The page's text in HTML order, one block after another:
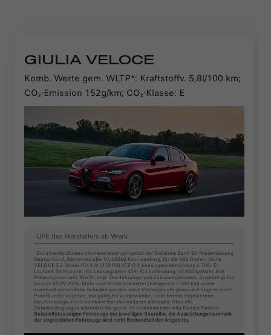
GIULIA VELOCE
Komb. Werte gem. WLTP*: Kraftstoffv. 5,8l/100 km;
CO₂-Emission 152g/km; CO₂-Klasse: E
UPE des Herstellers ab Werk
¹ Ein unverbindliches Kilometerleasingangebot der Stellantis Bank SA Niederlassung
Deutschland, Siemensstraße 10, 63263 Neu-Isenburg, für die Alfa Romeo Giulia
VELOCE 2.2 Diesel 154 kW (210 PS) AT8-Q4; Leasingsonderzahlung 6.700,- €;
Laufzeit: 36 Monate; mtl. Leasingraten: 439,- €; Laufleistung: 10.000 km/Jahr. Alle
Preisangaben inkl. MwSt.; zzgl. Überführungs- und Zulassungskosten. Angebot gültig
bis zum 30.09.2026. Mehr- und Minderkilometer (Freigrenze 2.500 km) sowie
eventuell vorhandene Schäden werden nach Vertragsende gesondert abgerechnet.
Privatkundenangebot, nur gültig für ausgewählte, nicht bereits zugelassene
Neufahrzeuge, nicht kombinierbar mit weiteren Aktionen. Über alle
Detailbedingungen informiert Sie gerne Ihr teilnehmender Alfa Romeo Partner.
Beispielfotos zeigen Fahrzeuge der jeweiligen Baureihe, die Ausstattungsmerkmale
der abgebildeten Fahrzeuge sind nicht Bestandteil des Angebots.